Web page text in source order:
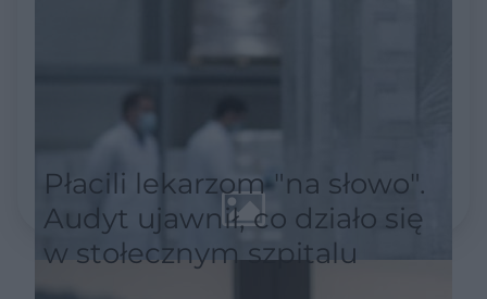
Płacili lekarzom "na słowo".
Audyt ujawnił, co działo się
w stołecznym szpitalu